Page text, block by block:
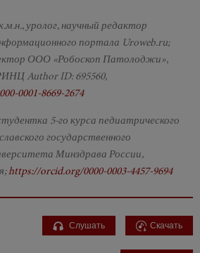
уролог, научный редактор
портала Uroweb.ru;
ООО «Робоскоп Патолоджи»,
Author ID: 695560,
0001-8669-2674
5-го курса педиатрического
государственного
Минздрава России,
https://orcid.org/0000-0003-4457-9694
Слушать Скачать